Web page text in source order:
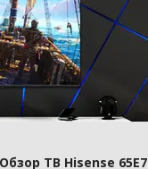
ТВ Hisense